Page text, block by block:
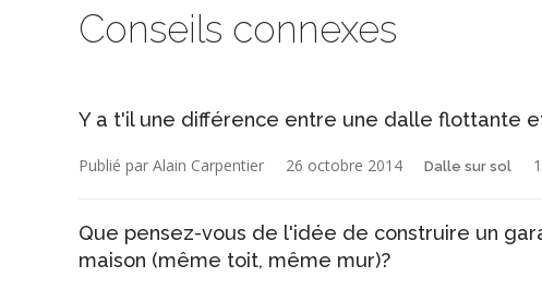
Conseils connexes
Y a t'il une différence entre une dalle flottante
Publié par Alain Carpentier 26 octobre 2014 Dalle sur sol
Que pensez-vous de l'idée de construire un
maison (même toit, même mur)?